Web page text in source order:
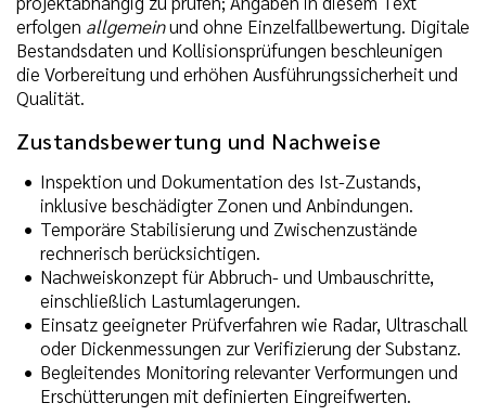
erfolgen allgemeinund ohne Einzelfallbewertung. Digitale
Bestandsdaten und Kollisionsprüfungen beschleunigen
die Vorbereitung und erhöhen Ausführungssicherheit und
Qualität.
Zustandsbewertung und Nachweise
Inspektion und Dokumentation des Ist-Zustands,
inklusive beschädigter Zonen und Anbindungen.
Temporäre Stabilisierung und Zwischenzustände
rechnerisch berücksichtigen.
Nachweiskonzept für Abbruch- und Umbauschritte,
einschließlich Lastumlagerungen.
Einsatz geeigneter Prüfverfahren wie Radar, Ultraschall
oder Dickenmessungen zur Verifizierung der Substanz.
Begleitendes Monitoring relevanter Verformungen und
Erschütterungen mit definierten Eingreifwerten.